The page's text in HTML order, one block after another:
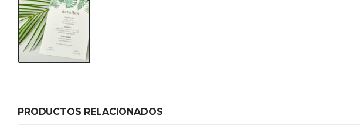
PRODUCTOS RELACIONADOS